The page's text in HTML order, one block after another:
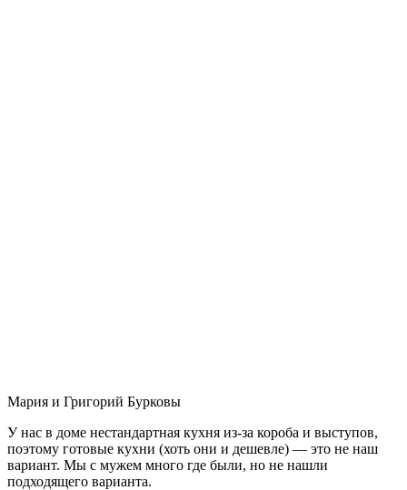
Мария и Григорий Бурковы
У нас в доме нестандартная кухня из-за короба и выступов,
поэтому готовые кухни (хоть они и дешевле) — это не наш
вариант. Мы с мужем много где были, но не нашли
подходящего варианта.